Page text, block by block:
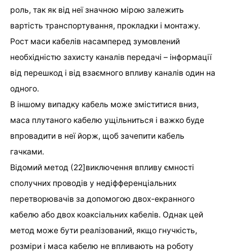
роль, так як від неї значною мірою залежить
вартість транспортування, прокладки і монтажу.
Pост маси кабелів насамперед зумовлений
необхідністю захисту каналів передачі – інформації
від перешкод і від взаємного впливу каналів один на
одного.
В іншому випадку кабель може зміститися вниз,
маса плутаного кабелю ущільниться і важко буде
впровадити в неї йорж, щоб зачепити кабель
гачками.
Відомий метод (22]виключення впливу ємності
сполучних проводів у недіфференціальних
перетворювачів за допомогою двох-екранного
кабелю або двох коаксіальних кабелів. Однак цей
метод може бути реалізований, якщо гнучкість,
розміри і маса кабелю не впливають на роботу